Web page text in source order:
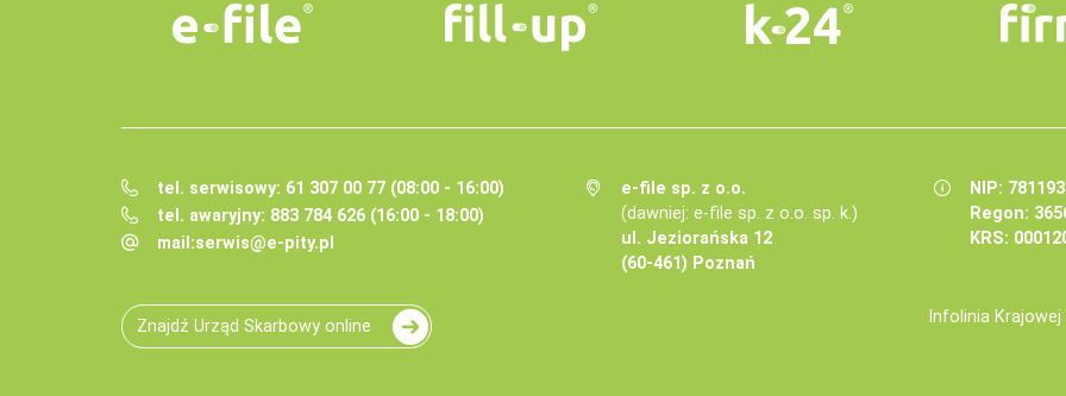
tel. serwisowy: 61 307 00 77 (08:00 - 16:00)
tel. awaryjny: 883 784 626 (16:00 - 18:00)
mail:serwis@e-pity.pl
e-file sp. z o.o.
(dawniej: e-file sp. z o.o. sp. k.)
ul. Jeziorańska 12
(60-461) Poznań
NIP:
Regon:
KRS:
Znajdź Urząd Skarbowy online Infolinia